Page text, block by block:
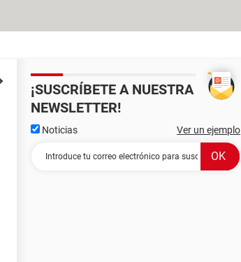
¡SUSCRÍBETE A NUESTRA
NEWSLETTER!
Noticias Ver un ejemplo